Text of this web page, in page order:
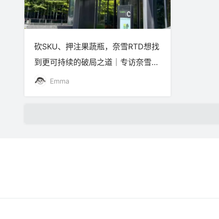
砍SKU、押注果蔬瓶，奈雪RTD想找
到更可持续的破局之道｜专访奈雪研
发及产品创新高级总监
Emma